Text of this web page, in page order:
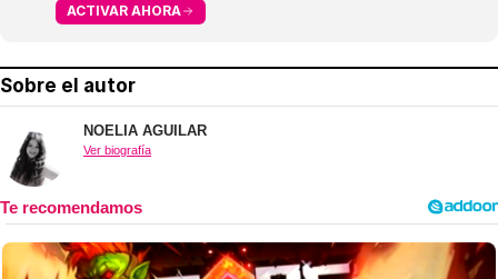
ACTIVAR AHORA
Sobre el autor
NOELIA AGUILAR
Ver biografía